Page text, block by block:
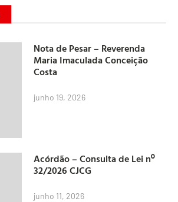
Nota de Pesar – Reverenda
Maria Imaculada Conceição
Costa
junho 19, 2026
Acórdão – Consulta de Lei nº
32/2026 CJCG
junho 11, 2026